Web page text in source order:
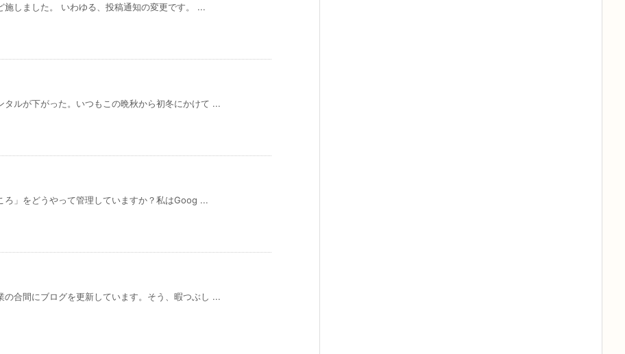
施しました。 いわゆる、投稿通知の変更です。 ...
ルが下がった。いつもこの晩秋から初冬にかけて ...
ろ」をどうやって管理していますか？私はGoog ...
の合間にブログを更新しています。そう、暇つぶし ...